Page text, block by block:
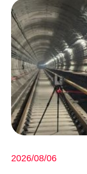
2026/08/06